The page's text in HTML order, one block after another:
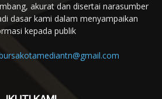
akurat dan disertai narasumber
dasar kami dalam menyampaikan
kepada publik